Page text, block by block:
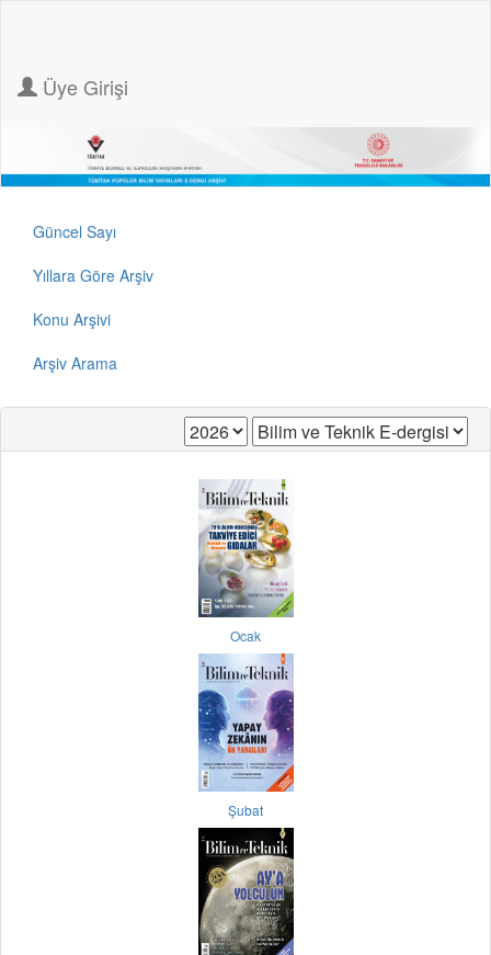
Üye Girişi
Güncel Sayı
Yıllara Göre Arşiv
Konu Arşivi
Arşiv Arama
Ocak
Şubat